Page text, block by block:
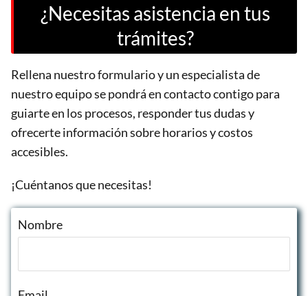
¿Necesitas asistencia en tus
trámites?
Rellena nuestro formulario y un especialista de
nuestro equipo se pondrá en contacto contigo para
guiarte en los procesos, responder tus dudas y
ofrecerte información sobre horarios y costos
accesibles.
¡Cuéntanos que necesitas!
Nombre